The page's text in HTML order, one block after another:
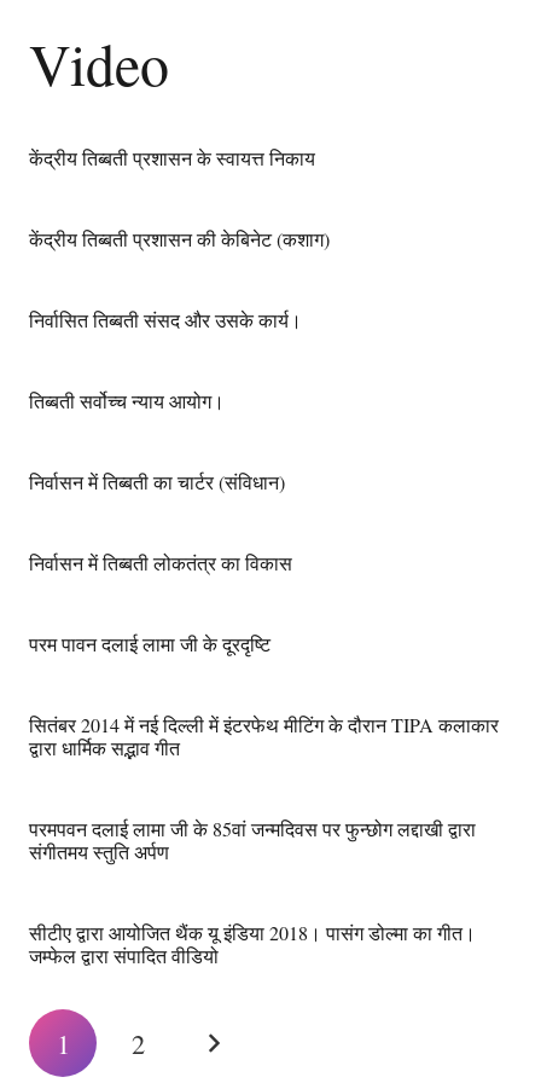
Video
केंद्रीय तिब्बती प्रशासन के स्वायत्त निकाय
केंद्रीय तिब्बती प्रशासन की केबिनेट (कशाग)
निर्वासित तिब्बती संसद और उसके कार्य।
तिब्बती सर्वोच्च न्याय आयोग।
निर्वासन में तिब्बती का चार्टर (संविधान)
निर्वासन में तिब्बती लोकतंत्र का विकास
परम पावन दलाई लामा जी के दूरदृष्टि
सितंबर 2014 में नई दिल्ली में इंटरफेथ मीटिंग के दौरान TIPA कलाकार
द्वारा धार्मिक सद्भाव गीत
परमपवन दलाई लामा जी के 85वां जन्मदिवस पर फुन्छोग लद्दाखी द्वारा
संगीतमय स्तुति अर्पण
सीटीए द्वारा आयोजित थैंक यू इंडिया 2018। पासंग डोल्मा का गीत।
जम्फेल द्वारा संपादित वीडियो
1 2